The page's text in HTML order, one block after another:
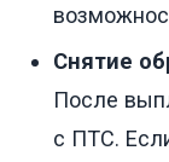
Снятие
После
с ПТС.